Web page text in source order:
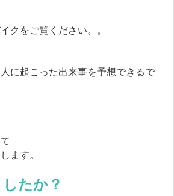
クをご覧ください。。
に起こった出来事を予想できるで
ます。
たか？